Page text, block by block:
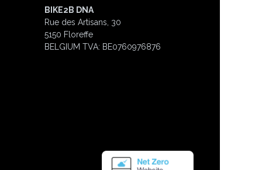
BIKE2B DNA
Rue des Artisans, 30
5150 Floreffe
BELGIUM TVA: BE0760976876